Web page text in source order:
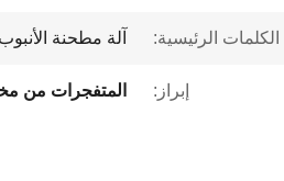
الكلمات الرئيسية: آلة مطحنة
إبراز: